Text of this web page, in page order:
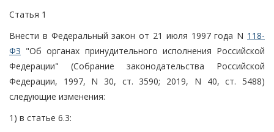
Статья 1
Внести в Федеральный закон от 21 июля 1997 года N 118-
ФЗ "Об органах принудительного исполнения Российской
Федерации" (Собрание законодательства Российской
Федерации, 1997, N 30, ст. 3590; 2019, N 40, ст. 5488)
следующие изменения:
1) в статье 6.3: